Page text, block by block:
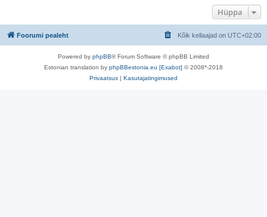
Hüppa
Foorumi pealeht Kõik kellaajad on UTC+02:00
Powered by phpBB® Forum Software © phpBB Limited
Estonian translation by phpBBestonia.eu [Exabot] © 2008*-2018
Privaatsus | Kasutajatingimused